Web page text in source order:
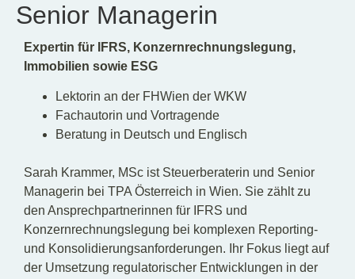
Senior Managerin
Expertin für IFRS, Konzernrechnungslegung,
Immobilien sowie ESG
Lektorin an der FHWien der WKW
Fachautorin und Vortragende
Beratung in Deutsch und Englisch
Sarah Krammer, MSc ist Steuerberaterin und Senior
Managerin bei TPA Österreich in Wien. Sie zählt zu
den Ansprechpartnerinnen für IFRS und
Konzernrechnungslegung bei komplexen Reporting-
und Konsolidierungsanforderungen. Ihr Fokus liegt auf
der Umsetzung regulatorischer Entwicklungen in der